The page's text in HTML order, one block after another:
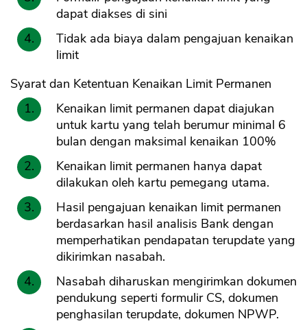
dapat diakses di sini
Tidak ada biaya dalam pengajuan kenaikan
limit
Syarat dan Ketentuan Kenaikan Limit Permanen
Kenaikan limit permanen dapat diajukan
untuk kartu yang telah berumur minimal 6
bulan dengan maksimal kenaikan 100%
Kenaikan limit permanen hanya dapat
dilakukan oleh kartu pemegang utama.
Hasil pengajuan kenaikan limit permanen
berdasarkan hasil analisis Bank dengan
memperhatikan pendapatan terupdate yang
dikirimkan nasabah.
Nasabah diharuskan mengirimkan dokumen
pendukung seperti formulir CS, dokumen
penghasilan terupdate, dokumen NPWP.